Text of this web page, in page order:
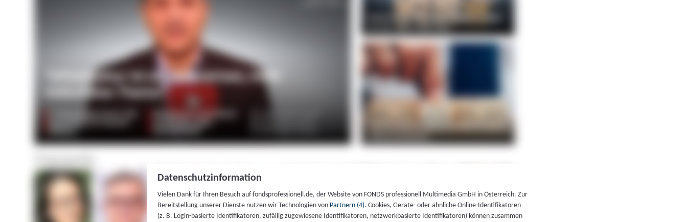
Datenschutzinformation
Vielen Dank für Ihren Besuch auf fondsprofessionell.de, der Website von FONDS professionell Multimedia GmbH in Österreich. Zur
Bereitstellung unserer Dienste nutzen wir Technologien von Partnern (4). Cookies, Geräte- oder ähnliche Online-Identifikatoren
(z. B. Login-basierte Identifikatoren, zufällig zugewiesene Identifikatoren, netzwerkbasierte Identifikatoren) können zusammen